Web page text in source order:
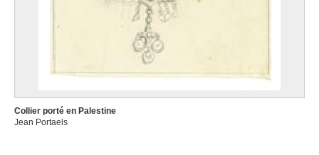
Collier porté en Palestine
Jean Portaels